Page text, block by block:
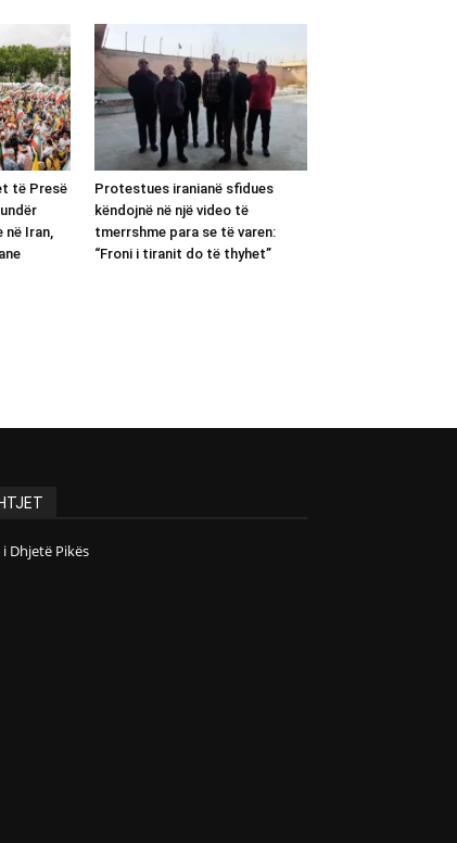
të Presë
në Iran,
Protestues iranianë sfidues
këndojnë në një video të
tmerrshme para se të varen:
“Froni i tiranit do të thyhet”
i Dhjetë Pikës